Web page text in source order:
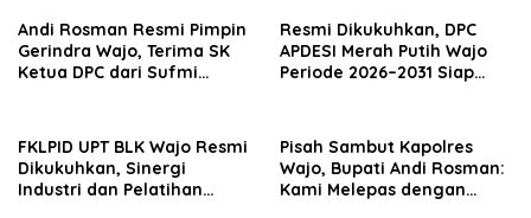
Andi Rosman Resmi Pimpin
Gerindra Wajo, Terima SK
Ketua DPC dari Sufmi
Resmi Dikukuhkan, DPC
APDESI Merah Putih Wajo
Periode 2026–2031 Siap
Putih
FKLPID UPT BLK Wajo Resmi
Dikukuhkan, Sinergi
Industri dan Pelatihan
Pisah Sambut Kapolres
Wajo, Bupati Andi Rosman:
Kami Melepas dengan